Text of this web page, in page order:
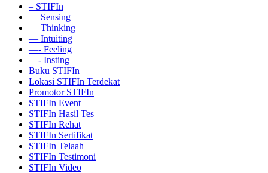
– STIFIn
— Sensing
— Thinking
— Intuiting
—- Feeling
—- Insting
Buku STIFIn
Lokasi STIFIn Terdekat
Promotor STIFIn
STIFIn Event
STIFIn Hasil Tes
STIFIn Rehat
STIFIn Sertifikat
STIFIn Telaah
STIFIn Testimoni
STIFIn Video